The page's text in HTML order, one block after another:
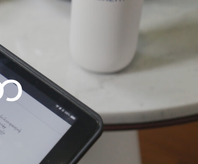
article
health care from prenatal
with specialists as
interdisciplinary
in Yangon for